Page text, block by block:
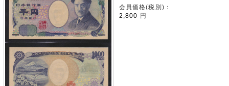
会員価格(税別)：
2,800
円